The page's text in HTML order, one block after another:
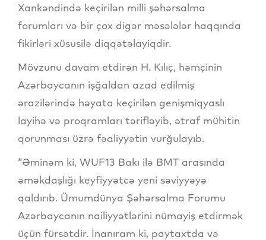
Xankəndində keçirilən milli şəhərsalma
forumları və bir çox digər məsələlər haqqında
fikirləri xüsusilə diqqətəlayiqdir.
Mövzunu davam etdirən H. Kılıç, həmçinin
Azərbaycanın işğaldan azad edilmiş
ərazilərində həyata keçirilən genişmiqyaslı
layihə və proqramları tərifləyib, ətraf mühitin
qorunması üzrə fəaliyyətin vurğulayıb.
“Əminəm ki, WUF13 Bakı ilə BMT arasında
əməkdaşlığı keyfiyyətcə yeni səviyyəyə
qaldırıb. Ümumdünya Şəhərsalma Forumu
Azərbaycanın nailiyyətlərini nümayiş etdirmək
üçün fürsətdir. İnanıram ki, paytaxtda və